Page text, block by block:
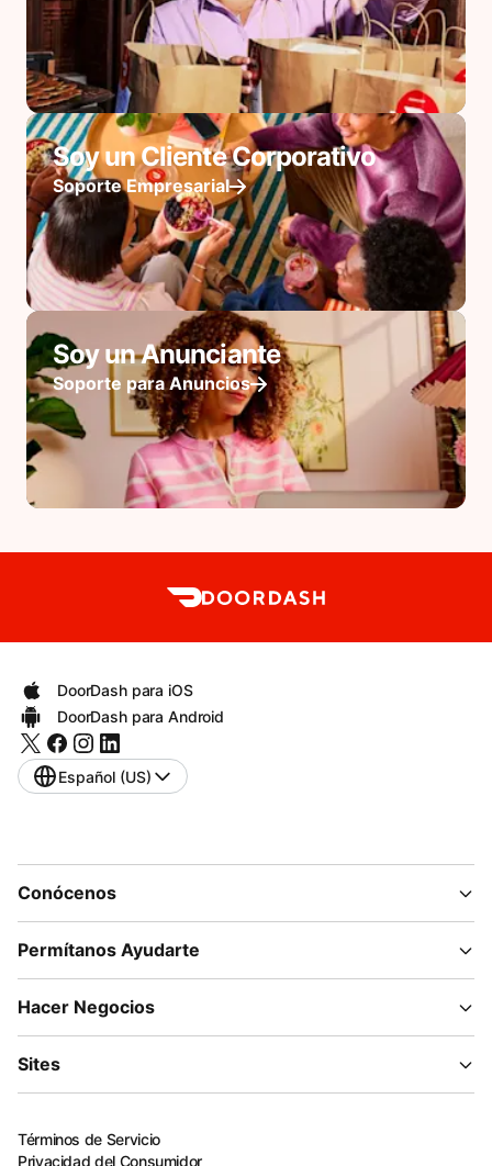
Soy un Cliente Corporativo
Soporte Empresarial
Soy un Anunciante
Soporte para Anuncios
DoorDash para iOS
DoorDash para Android
Español (US)
Conócenos
Permítanos Ayudarte
Hacer Negocios
Sites
Términos de Servicio
Privacidad del Consumidor